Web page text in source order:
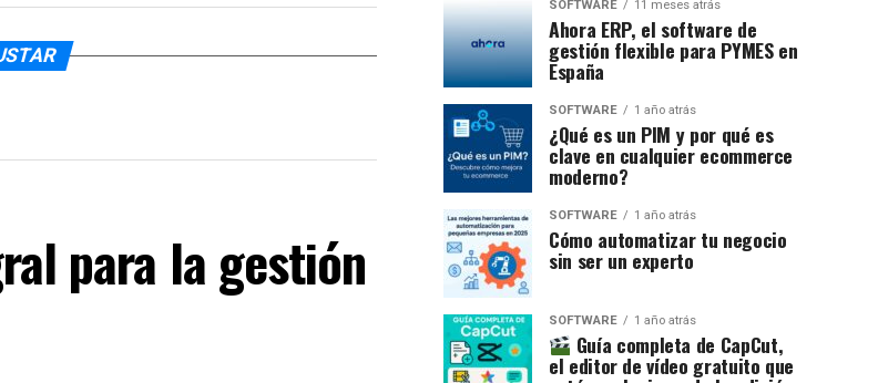
para la gestión
SOFTWARE 11 meses atrás
Ahora ERP, el software de
gestión flexible para PYMES en
España
SOFTWARE 1 año atrás
¿Qué es un PIM y por qué es
clave en cualquier ecommerce
moderno?
SOFTWARE 1 año atrás
Cómo automatizar tu negocio
sin ser un experto
SOFTWARE 1 año atrás
Guía completa de CapCut,
el editor de vídeo gratuito que